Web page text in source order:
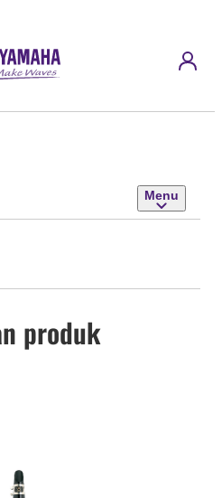
Menu
produk